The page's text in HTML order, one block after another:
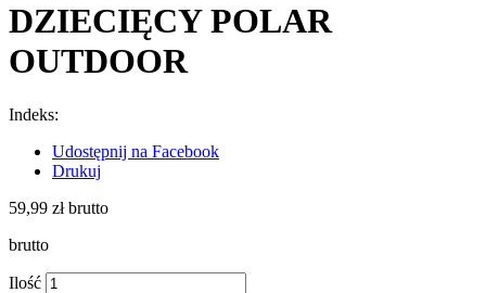
DZIECIĘCY POLAR
OUTDOOR
Indeks:
Udostępnij na Facebook
Drukuj
59,99 złbrutto
brutto
Ilość